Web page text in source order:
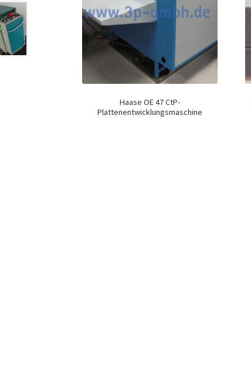
Haase OE 47 CtP-
Plattenentwicklungsmaschine